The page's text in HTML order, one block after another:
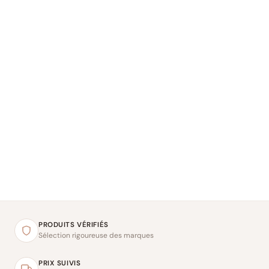
PRODUITS VÉRIFIÉS
Sélection rigoureuse des marques
PRIX SUIVIS